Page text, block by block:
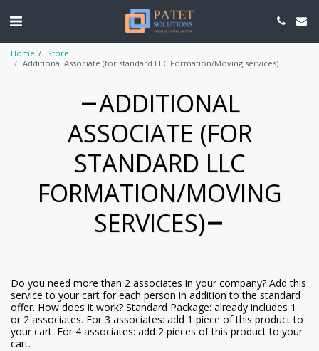
Home
Store
Additional Associate (for standard LLC Formation/Moving services)
ADDITIONAL
ASSOCIATE (FOR
STANDARD LLC
FORMATION/MOVING
SERVICES)
Do you need more than 2 associates in your company? Add this
service to your cart for each person in addition to the standard
offer. How does it work? Standard Package: already includes 1
or 2 associates. For 3 associates: add 1 piece of this product to
your cart. For 4 associates: add 2 pieces of this product to your
cart.